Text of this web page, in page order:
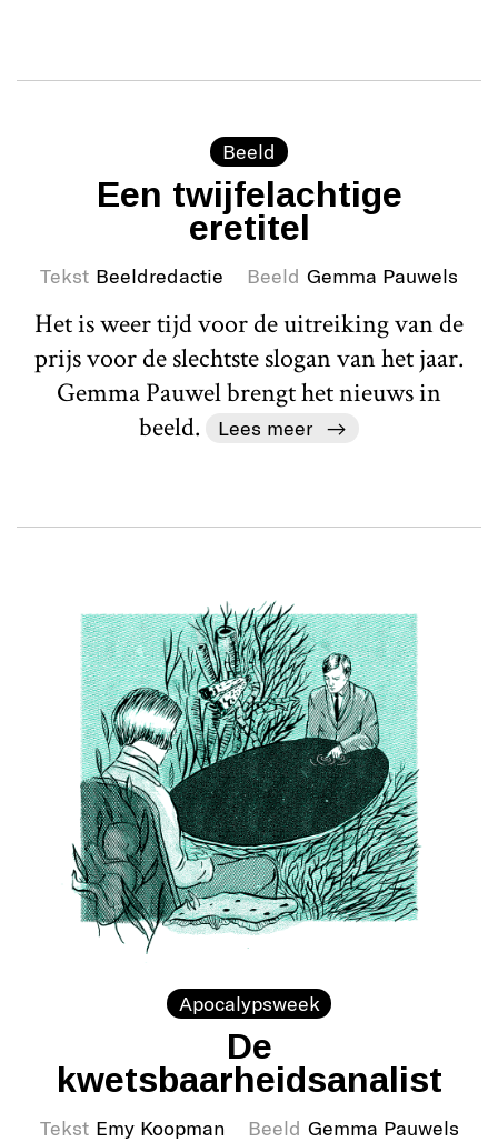
Beeld
Een twijfelachtige
eretitel
Tekst Beeldredactie Beeld Gemma Pauwels
Het is weer tijd voor de uitreiking van de
prijs voor de slechtste slogan van het jaar.
Gemma Pauwel brengt het nieuws in
beeld.
Lees meer
Apocalypsweek
De
kwetsbaarheidsanalist
Tekst Emy Koopman Beeld Gemma Pauwels